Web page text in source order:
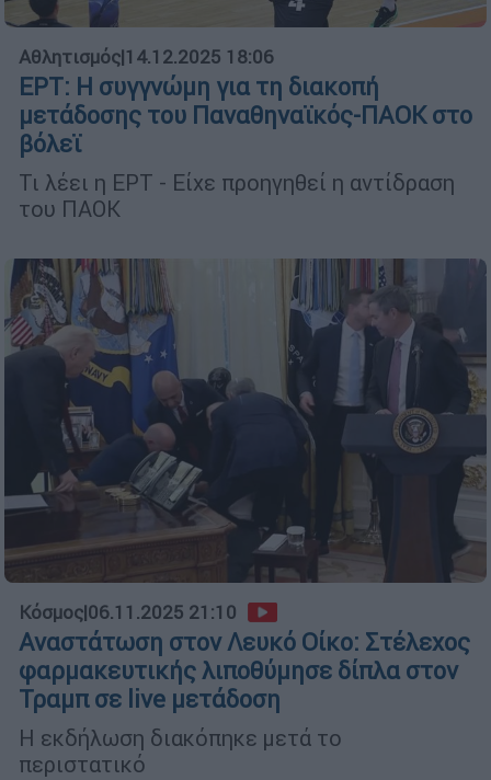
Αθλητισμός|14.12.2025 18:06
ΕΡΤ: Η συγγνώμη για τη διακοπή
μετάδοσης του Παναθηναϊκός-ΠΑΟΚ στο
βόλεϊ
Τι λέει η ΕΡΤ - Είχε προηγηθεί η αντίδραση
του ΠΑΟΚ
Κόσμος|06.11.2025 21:10
Αναστάτωση στον Λευκό Οίκο: Στέλεχος
φαρμακευτικής λιποθύμησε δίπλα στον
Τραμπ σε live μετάδοση
Η εκδήλωση διακόπηκε μετά το
περιστατικό